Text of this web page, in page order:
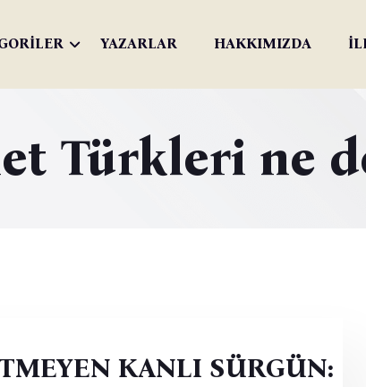
YAZARLAR HAKKIMIZDA
Türkleri ne
KANLI SÜRGÜN: